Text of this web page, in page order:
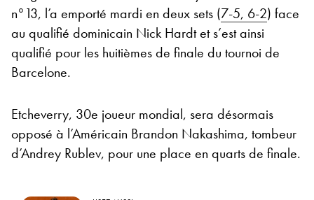
n°13, l’a emporté mardi en deux sets (7-5, 6-2) face
au qualifié dominicain Nick Hardt et s’est ainsi
qualifié pour les huitièmes de finale du tournoi de
Barcelone.
Etcheverry, 30e joueur mondial, sera désormais
opposé à l’Américain Brandon Nakashima, tombeur
d’Andrey Rublev, pour une place en quarts de finale.